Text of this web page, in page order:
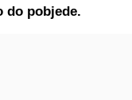
do pobjede.